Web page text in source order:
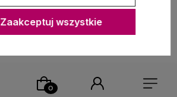
Zaakceptuj wszystkie